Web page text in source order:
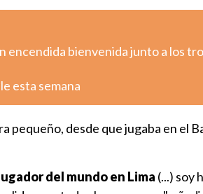
encendida bienvenida junto a los
esta semana
pequeño, desde que jugaba en el
del mundo en Lima (...) soy